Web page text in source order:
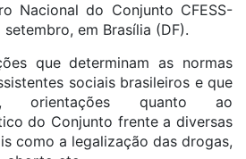
Nacional do Conjunto CFESS-
setembro, em Brasília (DF).
que determinam as normas
sociais brasileiros e que
orientações quanto ao
do Conjunto frente a diversas
como a legalização das drogas,